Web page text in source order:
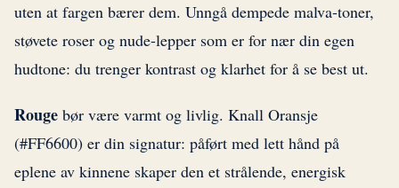
uten at fargen bærer dem. Unngå dempede malva-toner,
støvete roser og nude-lepper som er for nær din egen
hudtone: du trenger kontrast og klarhet for å se best ut.
Rouge bør være varmt og livlig. Knall Oransje
(#FF6600) er din signatur: påført med lett hånd på
eplene av kinnene skaper den et strålende, energisk